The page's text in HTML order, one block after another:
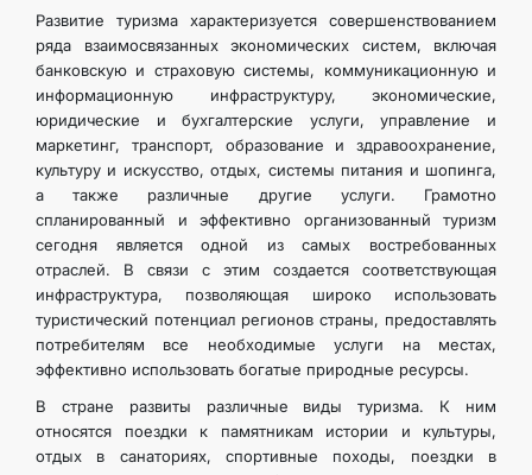
Развитие туризма характеризуется совершенствованием
ряда взаимосвязанных экономических систем, включая
банковскую и страховую системы, коммуникационную и
информационную инфраструктуру, экономические,
юридические и бухгалтерские услуги, управление и
маркетинг, транспорт, образование и здравоохранение,
культуру и искусство, отдых, системы питания и шопинга,
а также различные другие услуги. Грамотно
спланированный и эффективно организованный туризм
сегодня является одной из самых востребованных
отраслей. В связи с этим создается соответствующая
инфраструктура, позволяющая широко использовать
туристический потенциал регионов страны, предоставлять
потребителям все необходимые услуги на местах,
эффективно использовать богатые природные ресурсы.
В стране развиты различные виды туризма. К ним
относятся поездки к памятникам истории и культуры,
отдых в санаториях, спортивные походы, поездки в